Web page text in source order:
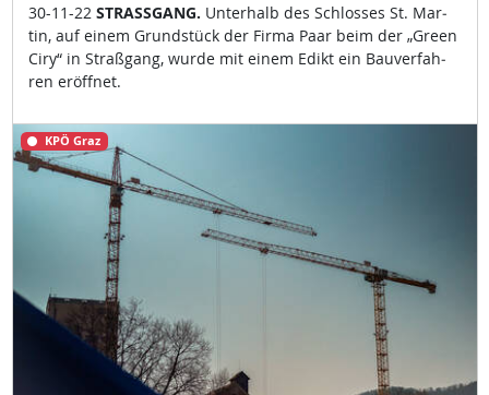
30-11-22 STRASS­GANG. Un­ter­halb des Sch­los­ses St. Mar­
tin, auf ei­nem Grund­stück der Fir­ma Paar beim der „Gre­en
Ciry“ in Straß­gang, wur­de mit ei­nem Edikt ein Bau­ver­fah­
ren er­öff­net.
KPÖ Graz